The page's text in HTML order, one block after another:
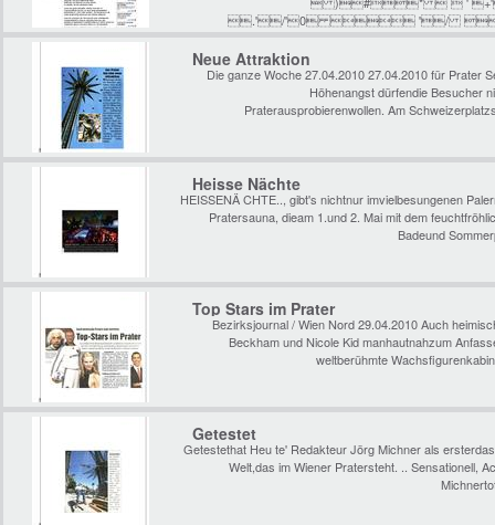
.'/'0  '/
Neue Attraktion
Die ganze Woche 27.04.2010 27.04.2010 für Prater
Höhenangst dürfendie Besucher
Praterausprobierenwollen. Am
Heisse Nächte
HEISSENÄ CHTE.., gibt's nichtnur imvielbesungenen
Pratersauna, dieam 1.und 2. Mai mit dem
Badeund
Top Stars im Prater
Bezirksjournal / Wien Nord 29.04.2010 Auch
Beckham und Nicole Kid manhautnahzum
weltberühmte
Getestet
Getestethat Heu te' Redakteur Jörg Michner als
Welt,das im Wiener Pratersteht. .. Sensationell,